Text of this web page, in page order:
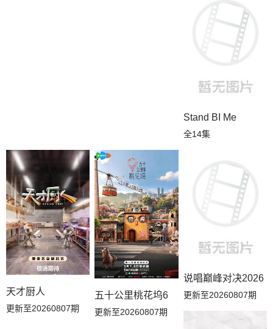
Stand BI Me
全14集
天才厨人
更新至20260807期
五十公里桃花坞6
更新至20260807期
说唱巅峰对决2026
更新至20260807期